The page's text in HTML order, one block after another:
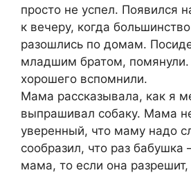
просто не успел. Появился
к вечеру, когда
разошлись по домам.
младшим братом, помянули.
хорошего вспомнили.
Мама рассказывала, как я
выпрашивал собаку. Мама
уверенный, что маму надо
сообразил, что раз бабушка
мама, то если она